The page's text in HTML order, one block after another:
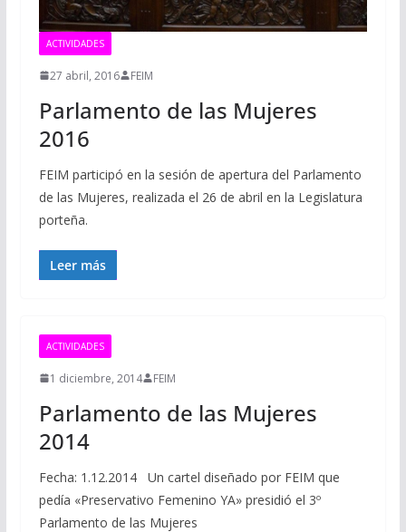
ACTIVIDADES
27 abril, 2016 FEIM
Parlamento de las Mujeres
2016
FEIM participó en la sesión de apertura del Parlamento
de las Mujeres, realizada el 26 de abril en la Legislatura
porteña.
Leer más
ACTIVIDADES
1 diciembre, 2014 FEIM
Parlamento de las Mujeres
2014
Fecha: 1.12.2014 Un cartel diseñado por FEIM que
pedía «Preservativo Femenino YA» presidió el 3º
Parlamento de las Mujeres